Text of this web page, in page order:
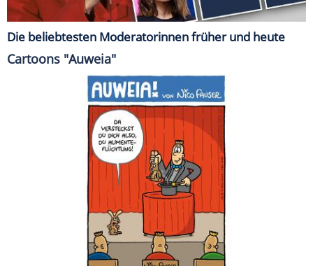
Die beliebtesten Moderatorinnen früher und heute
Cartoons "Auweia"